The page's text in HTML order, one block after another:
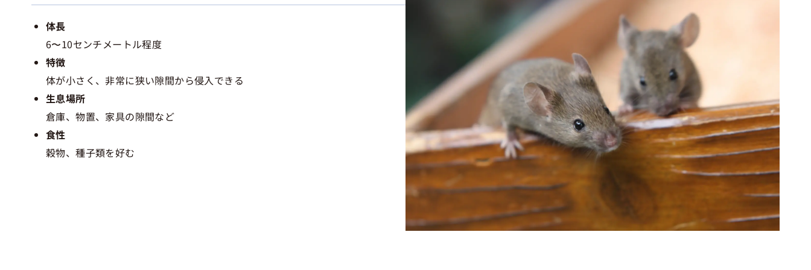
体長
6〜10センチメートル程度
特徴
体が小さく、非常に狭い隙間から侵入できる
生息場所
倉庫、物置、家具の隙間など
食性
穀物、種子類を好む